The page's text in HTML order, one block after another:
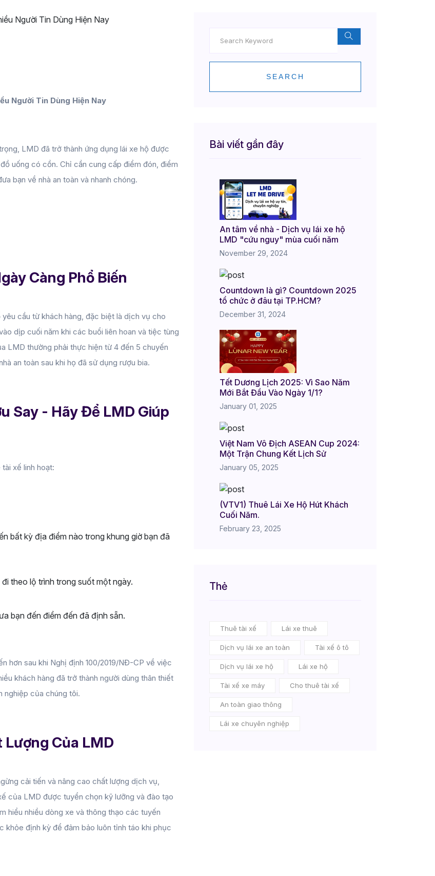
Say Được Nhiều Người Tin Dùng Hiện Nay
Người Tin Dùng Hiện Nay
LMD đã trở thành ứng dụng lái xe hộ được
uống có cồn. Chỉ cần cung cấp điểm đón, điểm
bạn về nhà an toàn và nhanh chóng.
Càng Phổ Biến
cầu từ khách hàng, đặc biệt là dịch vụ cho
dịp cuối năm khi các buổi liên hoan và tiệc tùng
LMD thường phải thực hiện từ 4 đến 5 chuyến
an toàn sau khi họ đã sử dụng rượu bia.
Say - Hãy Để LMD Giúp
xế linh hoạt:
bất kỳ địa điểm nào trong khung giờ bạn đã
theo lộ trình trong suốt một ngày.
bạn đến điểm đến đã định sẵn.
hơn sau khi Nghị định 100/2019/NĐ-CP về việc
khách hàng đã trở thành người dùng thân thiết
nghiệp của chúng tôi.
Lượng Của LMD
cải tiến và nâng cao chất lượng dịch vụ,
của LMD được tuyển chọn kỹ lưỡng và đào tạo
hiểu nhiều dòng xe và thông thạo các tuyến
định kỳ để đảm bảo luôn tỉnh táo khi phục
SEARCH
Bài viết gần đây
An tâm về nhà - Dịch vụ lái xe hộ
LMD "cứu nguy" mùa cuối năm
November 29, 2024
Countdown là gì? Countdown 2025
tổ chức ở đâu tại TP.HCM?
December 31, 2024
Tết Dương Lịch 2025: Vì Sao Năm
Mới Bắt Đầu Vào Ngày 1/1?
January 01, 2025
Việt Nam Vô Địch ASEAN Cup 2024:
Một Trận Chung Kết Lịch Sử
January 05, 2025
(VTV1) Thuê Lái Xe Hộ Hút Khách
Cuối Năm.
February 23, 2025
Thẻ
Thuê tài xế Lái xe thuê
Dịch vụ lái xe an toàn Tài xế ô tô
Dịch vụ lái xe hộ Lái xe hộ
Tài xế xe máy Cho thuê tài xế
An toàn giao thông
Lái xe chuyên nghiệp